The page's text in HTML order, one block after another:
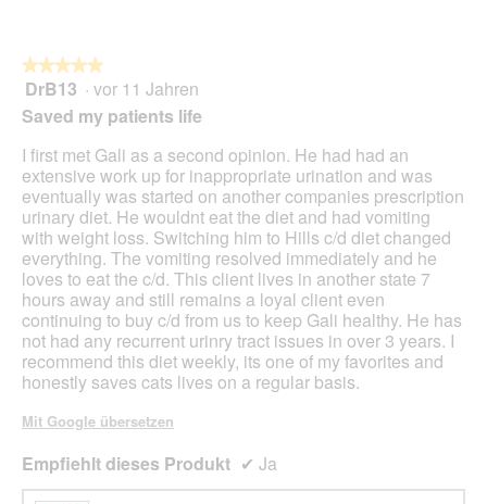
★★★★★
★★★★★
5
5
Sternen.
DrB13 · vor 11 Jahren
Saved my patients life
I first met Gali as a second opinion. He had had an
extensive work up for inappropriate urination and was
eventually was started on another companies prescription
urinary diet. He wouldnt eat the diet and had vomiting
with weight loss. Switching him to Hills c/d diet changed
everything. The vomiting resolved immediately and he
loves to eat the c/d. This client lives in another state 7
hours away and still remains a loyal client even
continuing to buy c/d from us to keep Gali healthy. He has
not had any recurrent urinry tract issues in over 3 years. I
recommend this diet weekly, its one of my favorites and
honestly saves cats lives on a regular basis.
Mit Google übersetzen
Empfiehlt dieses Produkt ✔ Ja